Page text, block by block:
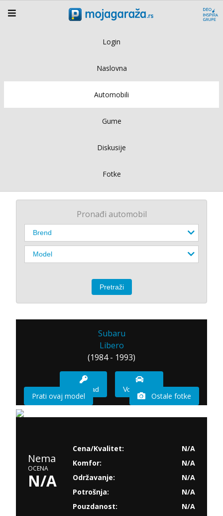
Login
Naslovna
Automobili
Gume
Diskusije
Fotke
Pronađi automobil
Subaru
Libero
(1984 - 1993)
Imam sad Vozio sam
Prati ovaj model Ostale fotke
Nema
OCENA
N/A
Cena/Kvalitet:
N/A
Komfor:
N/A
Održavanje:
N/A
Potrošnja:
N/A
Pouzdanost:
N/A